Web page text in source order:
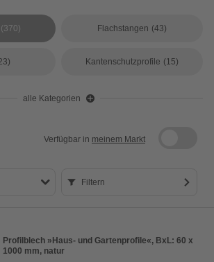
(370) Flachstangen (43)
Kantenschutzprofile (15)
alle Kategorien
Verfügbar in meinem Markt
Filtern
Profilblech »Haus- und Gartenprofile«, BxL: 60 x
1000 mm, natur